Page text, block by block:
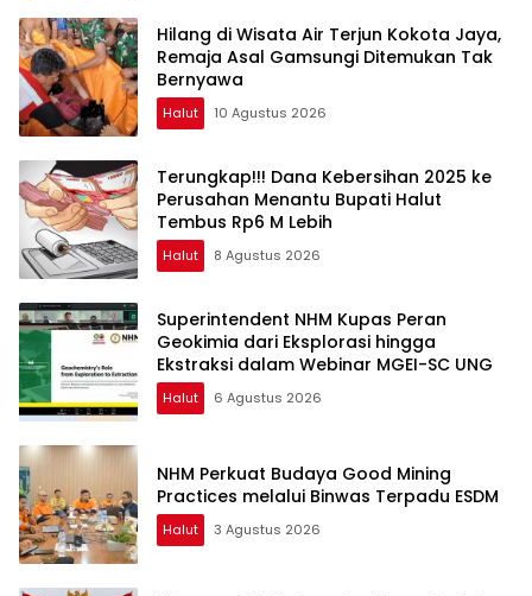
Hilang di Wisata Air Terjun Kokota Jaya,
Remaja Asal Gamsungi Ditemukan Tak
Bernyawa
Halut 10 Agustus 2026
Terungkap!!! Dana Kebersihan 2025 ke
Perusahan Menantu Bupati Halut
Tembus Rp6 M Lebih
Halut 8 Agustus 2026
Superintendent NHM Kupas Peran
Geokimia dari Eksplorasi hingga
Ekstraksi dalam Webinar MGEI-SC UNG
Halut 6 Agustus 2026
NHM Perkuat Budaya Good Mining
Practices melalui Binwas Terpadu ESDM
Halut 3 Agustus 2026